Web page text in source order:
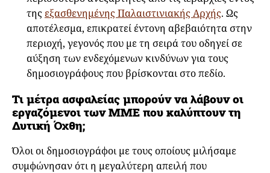
της εξασθενημένης Παλαιστινιακής Αρχής. Ως
αποτέλεσμα, επικρατεί έντονη αβεβαιότητα στην
περιοχή, γεγονός που με τη σειρά του οδηγεί σε
αύξηση των ενδεχόμενων κινδύνων για τους
δημοσιογράφους που βρίσκονται στο πεδίο.
Τι μέτρα ασφαλείας μπορούν να λάβουν οι
εργαζόμενοι των ΜΜΕ που καλύπτουν τη
Δυτική Όχθη;
Όλοι οι δημοσιογράφοι με τους οποίους μιλήσαμε
συμφώνησαν ότι η μεγαλύτερη απειλή που